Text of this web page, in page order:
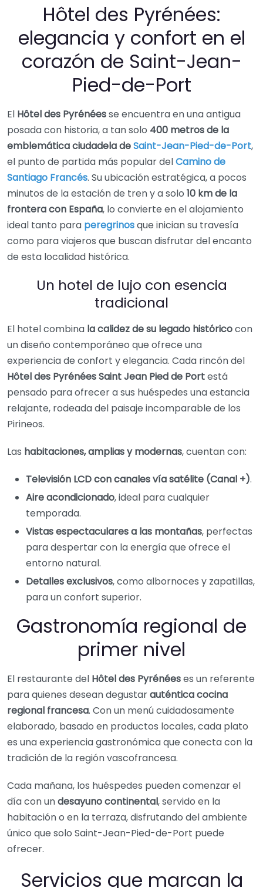
Hôtel des Pyrénées:
elegancia y confort en el
corazón de Saint-Jean-
Pied-de-Port
El Hôtel des Pyrénéesse encuentra en una antigua
posada con historia, a tan solo 400 metros de la
emblemática ciudadela deSaint-Jean-Pied-de-Port,
el punto de partida más popular delCamino de
Santiago Francés. Su ubicación estratégica, a pocos
minutos de la estación de tren y a solo 10 km de la
frontera con España, lo convierte en el alojamiento
ideal tanto para peregrinosque inician su travesía
como para viajeros que buscan disfrutar del encanto
de esta localidad histórica.
Un hotel de lujo con esencia
tradicional
El hotel combina la calidez de su legado históricocon
un diseño contemporáneo que ofrece una
experiencia de confort y elegancia. Cada rincón del
Hôtel des Pyrénées Saint Jean Pied de Portestá
pensado para ofrecer a sus huéspedes una estancia
relajante, rodeada del paisaje incomparable de los
Pirineos.
Las habitaciones, amplias y modernas, cuentan con:
Televisión LCD con canales vía satélite (Canal +).
Aire acondicionado, ideal para cualquier
temporada.
Vistas espectaculares a las montañas, perfectas
para despertar con la energía que ofrece el
entorno natural.
Detalles exclusivos, como albornoces y zapatillas,
para un confort superior.
Gastronomía regional de
primer nivel
El restaurante del Hôtel des Pyrénéeses un referente
para quienes desean degustarauténtica cocina
regional francesa. Con un menú cuidadosamente
elaborado, basado en productos locales, cada plato
es una experiencia gastronómica que conecta con la
tradición de la región vascofrancesa.
Cada mañana, los huéspedes pueden comenzar el
día con undesayuno continental, servido en la
habitación o en la terraza, disfrutando del ambiente
único que solo Saint-Jean-Pied-de-Port puede
ofrecer.
Servicios que marcan la